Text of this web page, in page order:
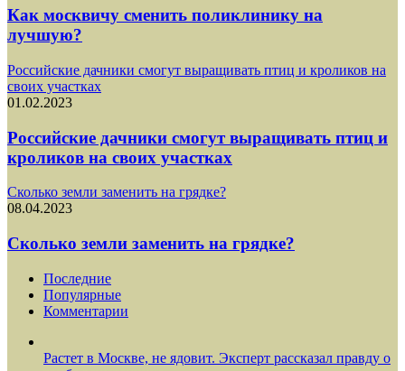
Как москвичу сменить поликлинику на
лучшую?
Российские дачники смогут выращивать птиц и кроликов на
своих участках
01.02.2023
Российские дачники смогут выращивать птиц и
кроликов на своих участках
Сколько земли заменить на грядке?
08.04.2023
Сколько земли заменить на грядке?
Последние
Популярные
Комментарии
Растет в Москве, не ядовит. Эксперт рассказал правду о